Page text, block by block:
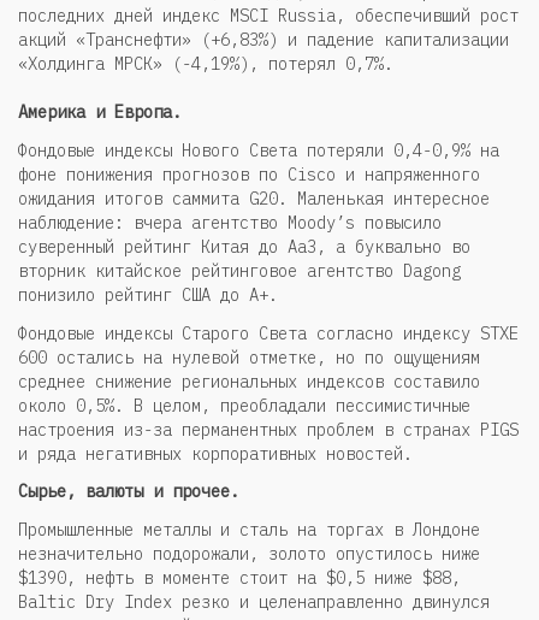
последних дней индекс MSCI Russia, обеспечивший рост
акций «Транснефти» (+6,83%) и падение капитализации
«Холдинга МРСК» (-4,19%), потерял 0,7%.
Америка и Европа.
Фондовые индексы Нового Света потеряли 0,4-0,9% на
фоне понижения прогнозов по Cisco и напряженного
ожидания итогов саммита G20. Маленькая интересное
наблюдение: вчера агентство Moody’s повысило
суверенный рейтинг Китая до Aa3, а буквально во
вторник китайское рейтинговое агентство Dagong
понизило рейтинг США до А+.
Фондовые индексы Старого Света согласно индексу STXE
600 остались на нулевой отметке, но по ощущениям
среднее снижение региональных индексов составило
около 0,5%. В целом, преобладали пессимистичные
настроения из-за перманентных проблем в странах PIGS
и ряда негативных корпоративных новостей.
Сырье, валюты и прочее.
Промышленные металлы и сталь на торгах в Лондоне
незначительно подорожали, золото опустилось ниже
$1390, нефть в моменте стоит на $0,5 ниже $88,
Baltic Dry Index резко и целенаправленно двинулся